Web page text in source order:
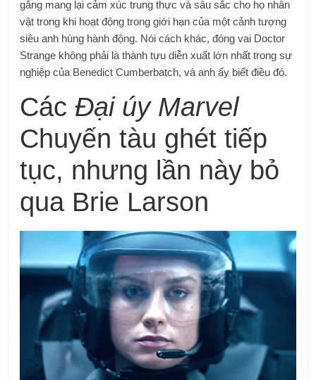
gắng mang lại cảm xúc trung thực và sâu sắc cho họ nhân
vật trong khi hoạt động trong giới hạn của một cảnh tượng
siêu anh hùng hành động. Nói cách khác, đóng vai Doctor
Strange không phải là thành tựu diễn xuất lớn nhất trong sự
nghiệp của Benedict Cumberbatch, và anh ấy biết điều đó.
CácĐại úy Marvel
Chuyến tàu ghét tiếp
tục, nhưng lần này bỏ
qua Brie Larson